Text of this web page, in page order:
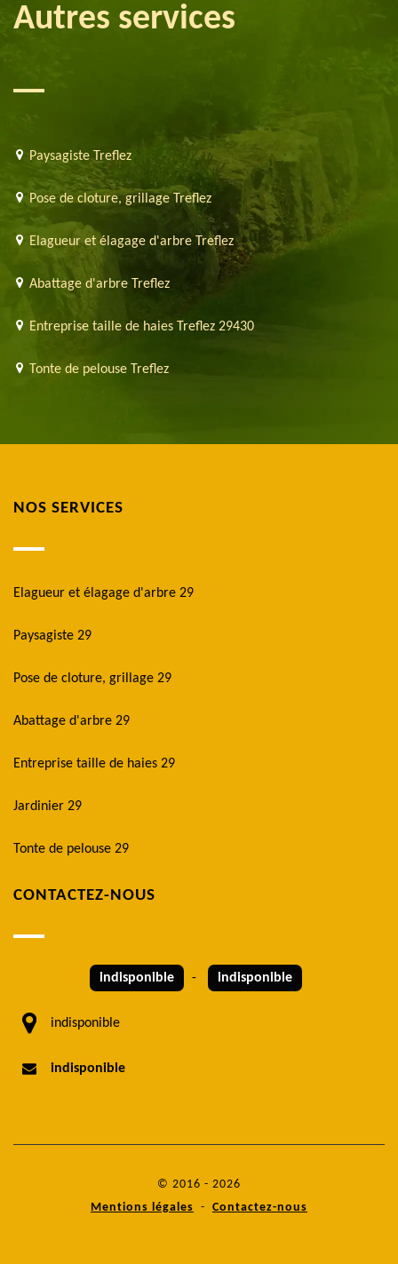
Autres services
Paysagiste Treflez
Pose de cloture, grillage Treflez
Elagueur et élagage d'arbre Treflez
Abattage d'arbre Treflez
Entreprise taille de haies Treflez 29430
Tonte de pelouse Treflez
NOS SERVICES
Elagueur et élagage d'arbre 29
Paysagiste 29
Pose de cloture, grillage 29
Abattage d'arbre 29
Entreprise taille de haies 29
Jardinier 29
Tonte de pelouse 29
CONTACTEZ-NOUS
indisponible - indisponible
indisponible
indisponible
© 2016 - 2026
Mentions légales - Contactez-nous